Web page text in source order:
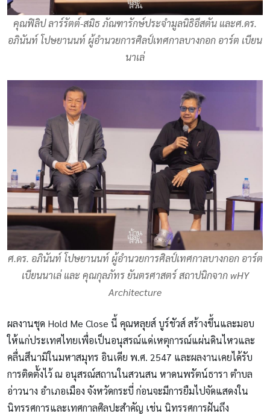
คุณฟิลิป ลาร์รัตต์-สมิธ ภัณฑารักษ์ประจำมูลนิธิอีสตัน และศ.ดร.
อภินันท์ โปษยานนท์ ผู้อำนวยการศิลป์เทศกาลบางกอก อาร์ต เบียน
นาเล่
ศ.ดร. อภินันท์ โปษยานนท์ ผู้อำนวยการศิลป์เทศกาลบางกอก อาร์ต
เบียนนาเล่ และ คุณกุลภัทร ยันตรศาสตร์ สถาปนิกจาก wHY
Architecture
ผลงานชุด Hold Me Close นี้ คุณหลุยส์ บูร์ชัวส์ สร้างขึ้นและมอบ
ให้แก่ประเทศไทยเพื่อเป็นอนุสรณ์แด่เหตุการณ์แผ่นดินไหวและ
คลื่นสึนามิในมหาสมุทร อินเดีย พ.ศ. 2547 และผลงานเคยได้รับ
การติดตั้งไว้ ณ อนุสรณ์สถานในสวนสน หาดนพรัตน์ธารา ตำบล
อ่าวนาง อำเภอเมือง จังหวัดกระบี่ ก่อนจะมีการยืมไปจัดแสดงใน
นิทรรศการและเทศกาลศิลปะสำคัญ เช่น นิทรรศการฝันถึง